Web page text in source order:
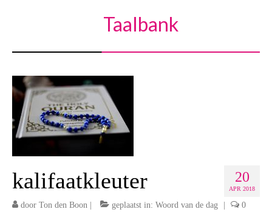
Taalbank
20
APR 2018
kalifaatkleuter
door Ton den Boon geplaatst in: Woord van de dag 0